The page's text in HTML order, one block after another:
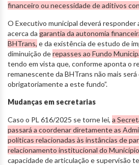
financeiro ou necessidade de aditivos
O Executivo municipal deverá responder
acerca da garantia da autonomia
BHTrans, e da existência de estudo de
diminuição derepasses ao Fundo
tendo em vista que, conforme aponta o
remanescente da BHTrans não mais
obrigatoriamente a este fundo”.
Mudanças em secretarias
Caso o PL 616/2025 se torne lei, a
passará a coordenar diretamente as
políticas relacionadas às instâncias de
relacionamento institucional do Município
capacidade de articulação e supervisão